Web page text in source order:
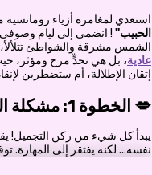
استعدي لمغامرة أزياء
الحبيب" ! انضمي إلى ليام
الشمس مشرقة والشواطئ
عادية، بل هي تحدٍّ مرح ومؤثر،
إتقان الإطلالة، أم ستضطرين
💋 الخطوة 1: مشكلة المكياج
يبدأ كل شيء من ركن التجميل!
نفسه... لكنه يفتقر إلى المهارة.